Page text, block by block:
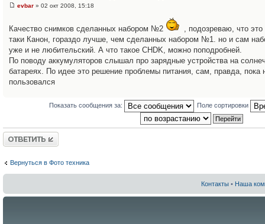
evbar » 02 окт 2008, 15:18
Качество снимков сделанных набором №2
, подозреваю, что это
таки Канон, гораздо лучше, чем сделанных набором №1. но и сам
уже и не любительский. А что такое CHDK, можно поподробней.
По поводу аккумуляторов слышал про зарядные устройства на
батареях. По идее это решение проблемы питания, сам, правда, пока
пользовался
Показать сообщения за: Поле сортировки
Ответить
Вернуться в Фото техника
Контакты • Наша